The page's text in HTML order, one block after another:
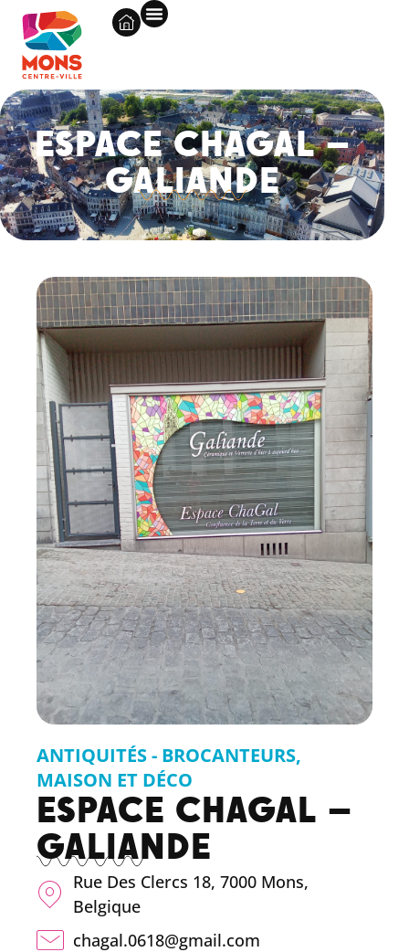
ESPACE CHAGAL –
GALIANDE
ANTIQUITÉS - BROCANTEURS,
MAISON ET DÉCO
ESPACE CHAGAL –
GALIANDE
Rue Des Clercs 18, 7000 Mons,
Belgique
chagal.0618@gmail.com